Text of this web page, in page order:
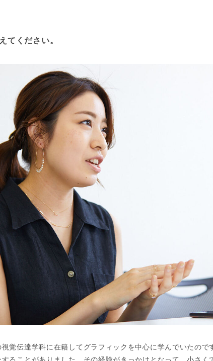
てください。
視覚伝達学科に在籍してグラフィックを中心に学んでいたの